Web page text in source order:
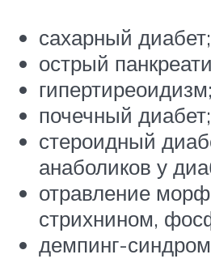
сахарный диабет;
острый
гипертиреоидизм;
почечный диабет;
стероидный
анаболиков у
отравление
стрихнином,
демпинг-